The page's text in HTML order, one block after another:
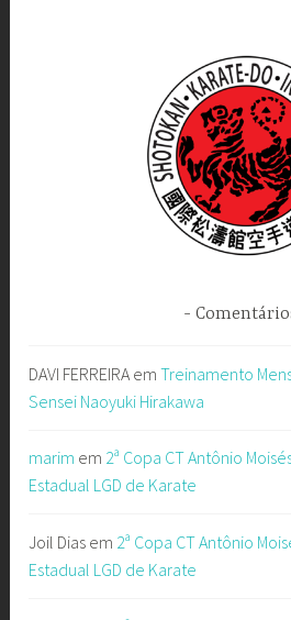
DAVI FERREIRA emTreinamento
Sensei Naoyuki Hirakawa
marim em 2ª Copa CT Antônio
Estadual LGD de Karate
Joil Dias em 2ª Copa CT Antônio
Estadual LGD de Karate